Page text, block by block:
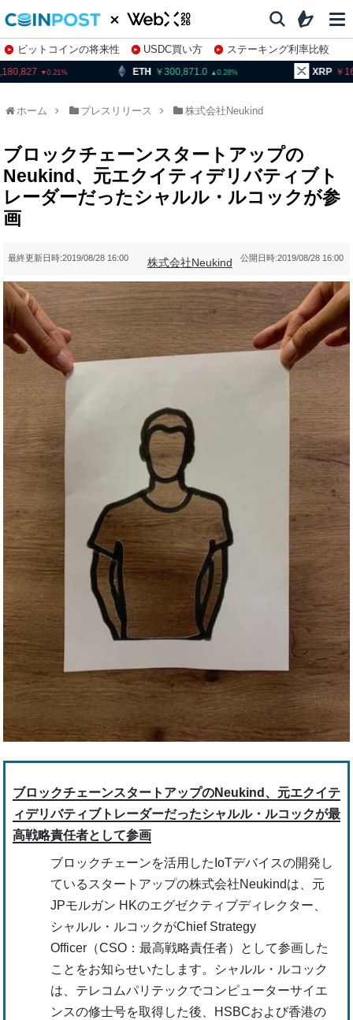
ビットコインの将来性 USDC買い方
ステーキング利率比較
株特集・関連銘柄
ETH 300,871.0 0.28 XRP 0.92
ホーム プレスリリース 株式会社Neukind
ブロックチェーンスタートアップの
Neukind、元エクイティデリバティブト
レーダーだったシャルル・ルコックが参
画
公開日時:2019/08/28 16:00
最終更新日時:2019/08/28 16:00 株式会社Neukind
ブロックチェーンスタートアップのNeukind、元エクイテ
ィデリバティブトレーダーだったシャルル・ルコックが最
高戦略責任者として参画
ブロックチェーンを活用したIoTデバイスの開発し
ているスタートアップの株式会社Neukindは、元
JPモルガン HKのエグゼクティブディレクター、
シャルル・ルコックがChief Strategy
Officer（CSO：最高戦略責任者）として参画した
ことをお知らせいたします。シャルル・ルコック
は、テレコムパリテックでコンピューターサイエ
ンスの修士号を取得した後、HSBCおよび香港の